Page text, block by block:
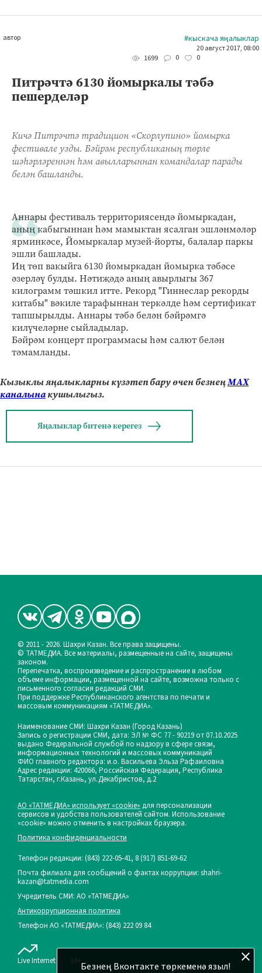
автор #кыскача яңалыклар
20 август 2017, 08:00
1699
0 0
Питрәчтә 6130 йомыркалы тәбә
пешерделәр
Кичә Питрәчтә традицион «Скорлупино» йомырка
фестивале узды. Бәйрәм республиканың төрле
шәһәрләреннән һәм авылларыннан командалар парады
белән башланды.
Аннары фестиваль территориясендә йомыркадан,
аның кабыгыннан һәм мамыктан ясалган эшләнмәләр
ярминкәсе, Йомыркалар музей-йорты, балалар паркы
эшли башлады.
Иң төп вакыйга 6130 йомыркадан йомырка тәбәсе
әзерләү булды. Нәтиҗәдә аның авырлыгы 367
килограмм тәшкил итте. Рекорд "Гиннеслар рекорды
китабы" вәкиле тарафыннан теркәлде һәм сертификат
тапшырылды. Аннары тәбә белән бәйрәмгә
килүчеләрне сыйладылар.
Бәйрәм концерт программасы һәм салют белән
тәмамланды.
Кызыклы яңалыкларны күзәтеп бару өчен безнеңМАХ
каналынакушылыгыз.
Яңалыклар битенә керегез
Безнең Вконтакте төркеменә языл!
© 2011 - 2026. Шахри Казан. Все права защищены.
© ТАТМЕДИА. Все материалы, размещенные на сайте, защищены
законом.
Перепечатка, воспроизведение и распространение в любом
объеме информации, размещенной на сайте, возможна только с
письменного согласия редакций СМИ.
При поддержке Республиканского агентства по печати и
массовым коммуникациям «ТАТМЕДИА».
Наименование СМИ: Шахри Казан (Город Казань)
Запись о регистрации СМИ, дата: ЭЛ № ФС 77 - 90219 от 07.10.2025
выдано Федеральной службой по надзору в сфере связи,
информационных технологий и массовых коммуникаций
ФИО главного редактора: и.о. Васильева Эльза Рафаиловна
Адрес редакции: 420066, Российская Федерация, Республика
Татарстан, г.Казань, ул.Декабристов, д.2
АО «ТАТМЕДИА» использует «cookie» для персонализации
сервисов и удобства пользователей сайтом. Использование
«cookie» можно отменить в настройках браузера.
Политика конфиденциальности
Телефон редакции: (843) 222-05-41, 8 (917) 851-69-62
Почта филиала для сообщений о фактах коррупции: shahri-
kazan@tatmedia.com
Учредитель СМИ: АО «ТАТМЕДИА»
Антикоррупционная политика
Телефон АО «ТАТМЕДИА»: (843) 222 09 84
Live Internet 16+